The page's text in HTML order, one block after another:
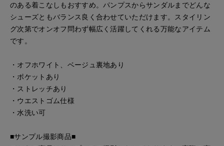
のある着こなしもおすすめ。パンプスからサンダルまでどんな
シューズともバランス良く合わせていただけます。スタイリン
グ次第でオンオフ問わず幅広く活躍してくれる万能なアイテム
です。
・オフホワイト、ベージュ裏地あり
・ポケットあり
・ストレッチあり
・ウエストゴム仕様
・水洗い可
■サンプル撮影商品■